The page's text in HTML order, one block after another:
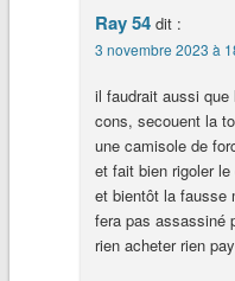
Ray 54 dit :
3 novembre 2023 à
il faudrait aussi
cons, secouent la
une camisole de
et fait bien rigoler
et bientôt la fausse
fera pas assassiné
rien acheter rien